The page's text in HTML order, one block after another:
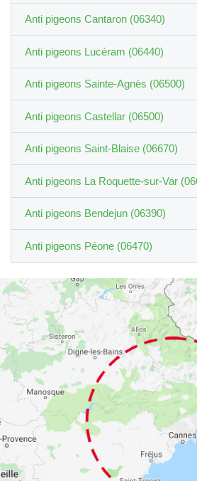
Anti pigeons Cantaron (06340)
Anti pigeons Lucéram (06440)
Anti pigeons Sainte-Agnès (06500)
Anti pigeons Castellar (06500)
Anti pigeons Saint-Blaise (06670)
Anti pigeons La Roquette-sur-Var
Anti pigeons Bendejun (06390)
Anti pigeons Péone (06470)